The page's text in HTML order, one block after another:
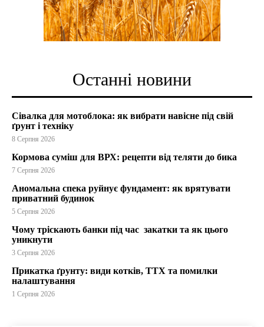
Останні новини
Сівалка для мотоблока: як вибрати навісне під свій
ґрунт і техніку
8 Серпня 2026
Кормова суміш для ВРХ: рецепти від теляти до бика
7 Серпня 2026
Аномальна спека руйнує фундамент: як врятувати
приватний будинок
5 Серпня 2026
Чому тріскають банки під час закатки та як цього
уникнути
3 Серпня 2026
Прикатка ґрунту: види котків, ТТХ та помилки
налаштування
1 Серпня 2026